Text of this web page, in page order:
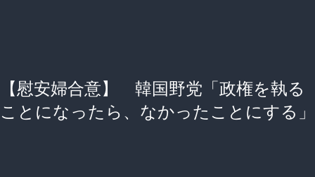
【慰安婦合意】 韓国野党「政権を執る
ことになったら、なかったことにする」